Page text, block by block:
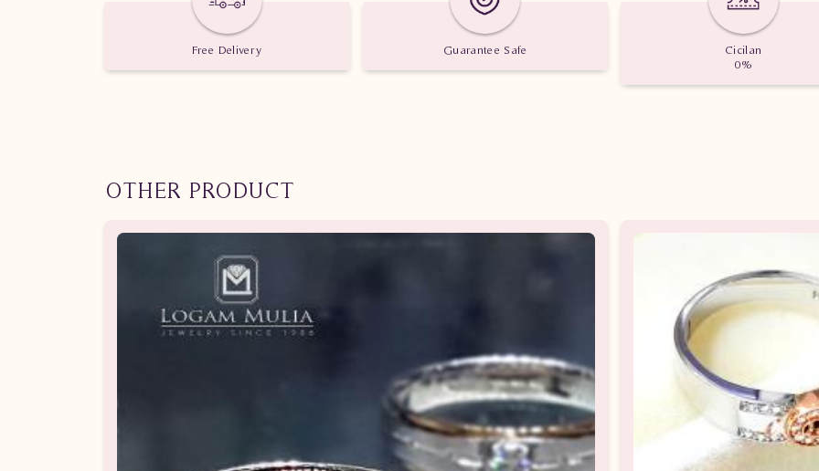
Jumlah berlian: 1 buah dan 1 buah
Nilai karat: 0.098 karat dan 0.096 karat
Free Delivery Guarantee Safe
Cicilan
0%
OTHER PRODUCT